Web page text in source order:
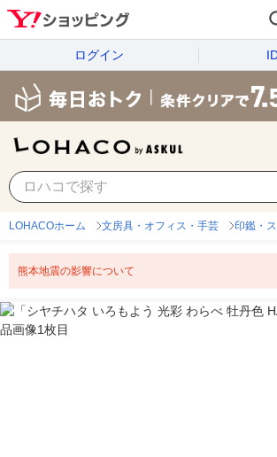
ログイン
LOHACOホーム 文房具・オフィス・手芸 印鑑・
熊本地震の影響について